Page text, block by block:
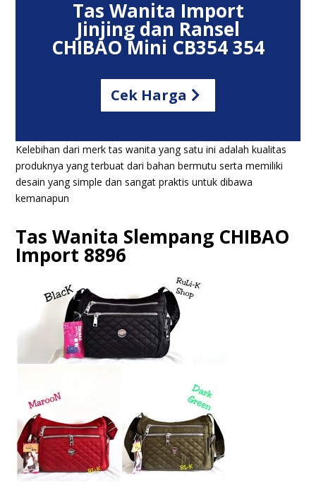
Tas Wanita Import
Jinjing dan Ransel
CHIBAO Mini CB354 354
Cek Harga
Kelebihan dari merk tas wanita yang satu ini adalah kualitas
produknya yang terbuat dari bahan bermutu serta memiliki
desain yang simple dan sangat praktis untuk dibawa
kemanapun
Tas Wanita Slempang CHIBAO
Import 8896